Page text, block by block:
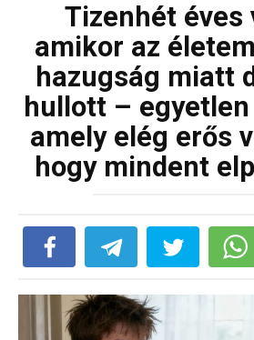
Tizenhét éves
amikor az
hazugság miatt
hullott –
amely elég erős
hogy mindent